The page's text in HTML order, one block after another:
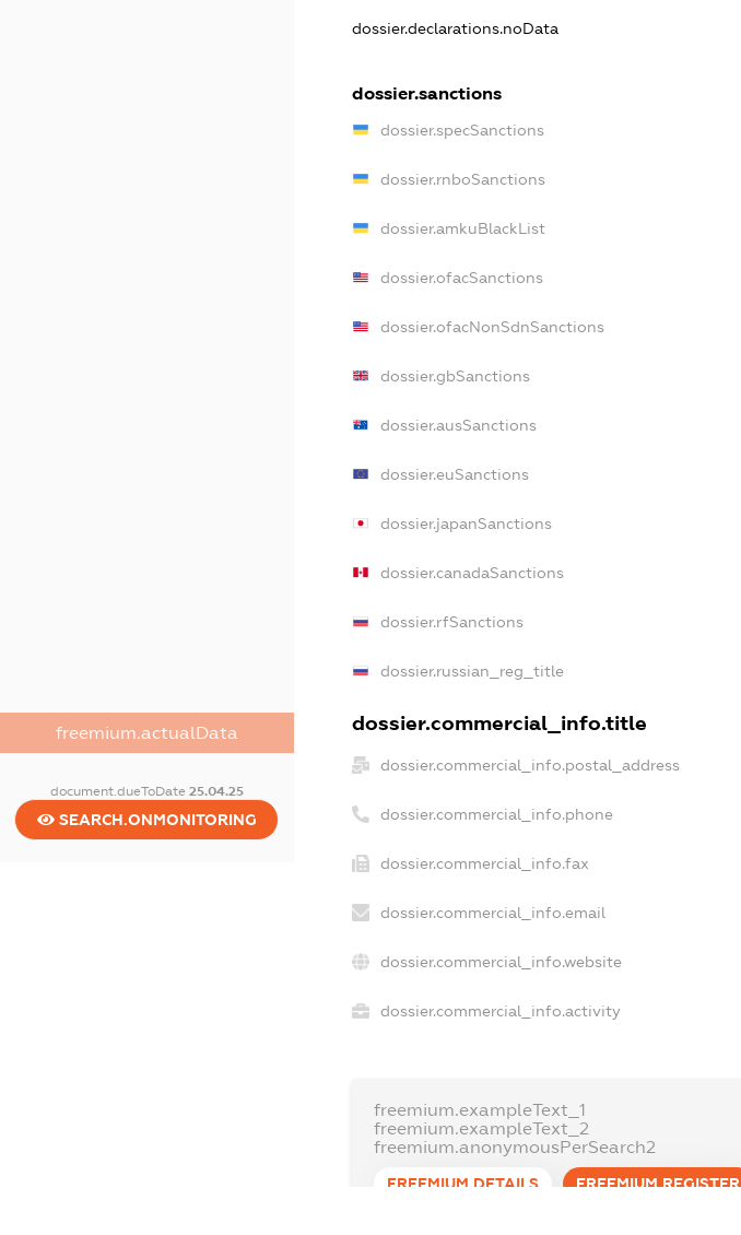
freemium.actualData
document.dueToDate 25.04.25
SEARCH.ONMONITORING
dossier.declarations.noData
dossier.sanctions
dossier.specSanctions
dossier.rnboSanctions
dossier.amkuBlackList
dossier.ofacSanctions
dossier.ofacNonSdnSanctions
dossier.gbSanctions
dossier.ausSanctions
dossier.euSanctions
dossier.japanSanctions
dossier.canadaSanctions
dossier.rfSanctions
dossier.russian_reg_title
dossier.commercial_info.title
dossier.commercial_info.postal_address
dossier.commercial_info.phone
dossier.commercial_info.fax
dossier.commercial_info.email
dossier.commercial_info.website
dossier.commercial_info.activity
freemium.exampleText_1
freemium.exampleText_2
freemium.anonymousPerSearch2
FREEMIUM.DETAILS FREEMIUM.REGISTER